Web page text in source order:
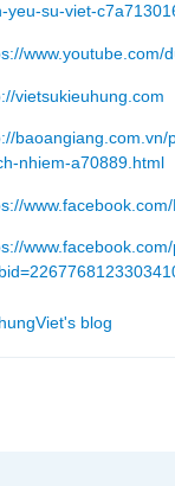
yeu-su-viet-
www.youtube.com/
vietsukieuhung.com
nhiem-a70889.html
blog